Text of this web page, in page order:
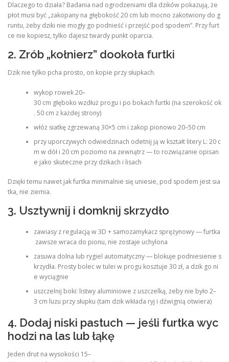
Dlaczego to działa? Badania nad ogrodzeniami dla dzików pokazują, że
płot musi być „zakopany na głębokość 20 cm lub mocno zakotwiony do g
runtu, żeby dziki nie mogły go podnieść i przejść pod spodem”. Przy furt
ce nie kopiesz, tylko dajesz twardy punkt oparcia.
2. Zrób „kołnierz” dookoła furtki
Dzik nie tylko pcha prosto, on kopie przy słupkach.
wykop rowek 20–
30 cm głęboko wzdłuż progu i po bokach furtki (na szerokość ok
. 50 cm z każdej strony)
włóż siatkę zgrzewaną 30×5 cm i zakop pionowo 20–50 cm
przy uporczywych odwiedzinach odetnij ją w kształt litery L: 20 c
m w dół i 20 cm poziomo na zewnątrz — to rozwiązanie opisan
e jako skuteczne przy dzikach i lisach
Dzięki temu nawet jak furtka minimalnie się uniesie, pod spodem jest sia
tka, nie ziemia.
3. Usztywnij i domknij skrzydło
zawiasy z regulacją w 3D + samozamykacz sprężynowy — furtka
zawsze wraca do pionu, nie zostaje uchylona
zasuwa dolna lub rygiel automatyczny — blokuje podniesienie s
krzydła. Prosty bolec w tulei w progu kosztuje 30 zł, a dzik go ni
e wyciągnie
uszczelnij boki: listwy aluminiowe z uszczelką, żeby nie było 2–
3 cm luzu przy słupku (tam dzik wkłada ryj i dźwignią otwiera)
4. Dodaj niski pastuch — jeśli furtka wyc
hodzi na las lub łąkę
Jeden drut na wysokości 15–